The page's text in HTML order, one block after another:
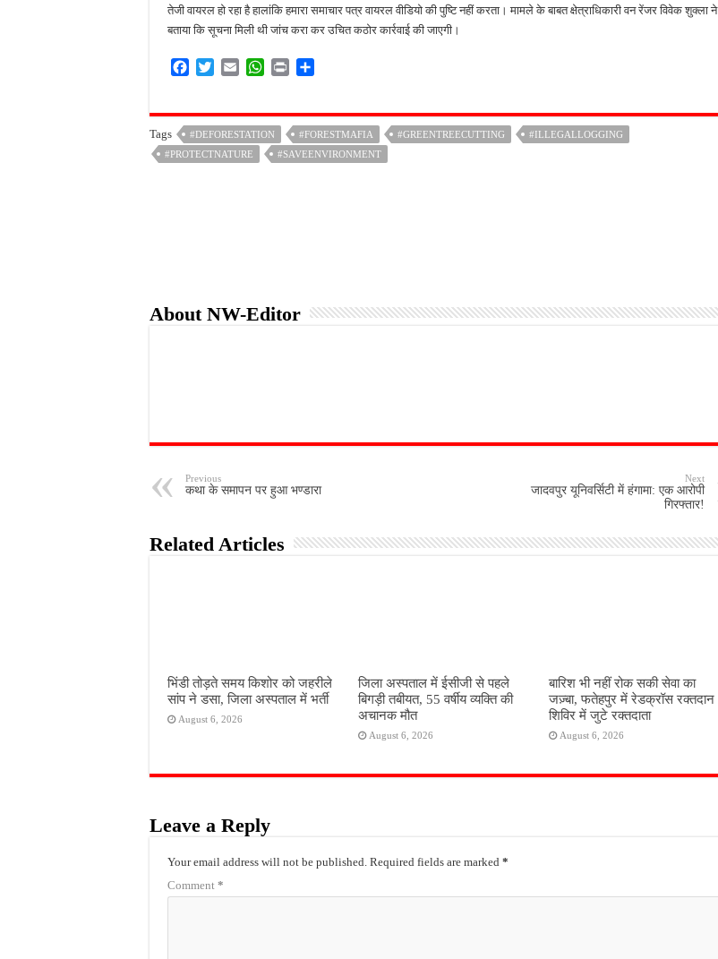
तेजी वायरल हो रहा है हालांकि हमारा समाचार पत्र वायरल वीडियो की पुष्टि नहीं करता। मामले के बाबत क्षेत्राधिकारी वन रेंजर विवेक शुक्ला ने
बताया कि सूचना मिली थी जांच करा कर उचित कठोर कार्रवाई की जाएगी।
e
b
o
t
t
e
i
l
W
t
s
A
n
t
r
e
Tags #DEFORESTATION #FORESTMAFIA #GREENTREECUTTING
#ILLEGALLOGGING
#PROTECTNATURE
#SAVEENVIRONMENT
About NW-Editor
Previous
कथा के समापन पर हुआ भण्डारा
Next
जादवपुर यूनिवर्सिटी में हंगामा: एक आरोपी
गिरफ्तार!
Related Articles
भिंडी तोड़ते समय किशोर को जहरीले
सांप ने डसा, जिला अस्पताल में भर्ती
August 6, 2026
जिला अस्पताल में ईसीजी से पहले
बिगड़ी तबीयत, 55 वर्षीय व्यक्ति की
अचानक मौत
August 6, 2026
बारिश भी नहीं रोक सकी सेवा का
जज़्बा, फतेहपुर में रेडक्रॉस रक्तदान
शिविर में जुटे रक्तदाता
August 6, 2026
Leave a Reply
Your email address will not be published. Required fields are marked *
Comment *